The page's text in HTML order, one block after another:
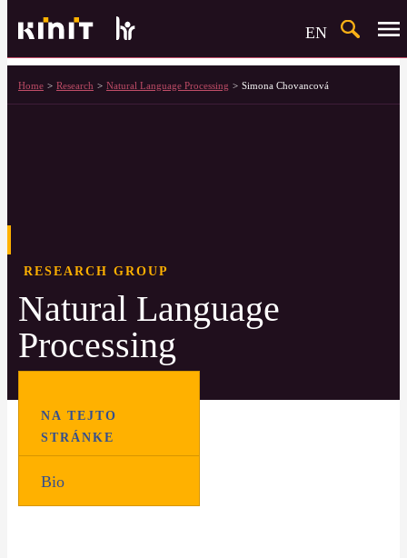
EN Search
Home Research Natural Language Processing Simona Chovancová
RESEARCH GROUP
Natural Language
Processing
NA TEJTO
STRÁNKE
Bio